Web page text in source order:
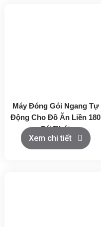
Máy Đóng Gói Ngang Tự
Động Cho Đồ Ăn Liền 180
Túi/Phút
Xem chi tiết